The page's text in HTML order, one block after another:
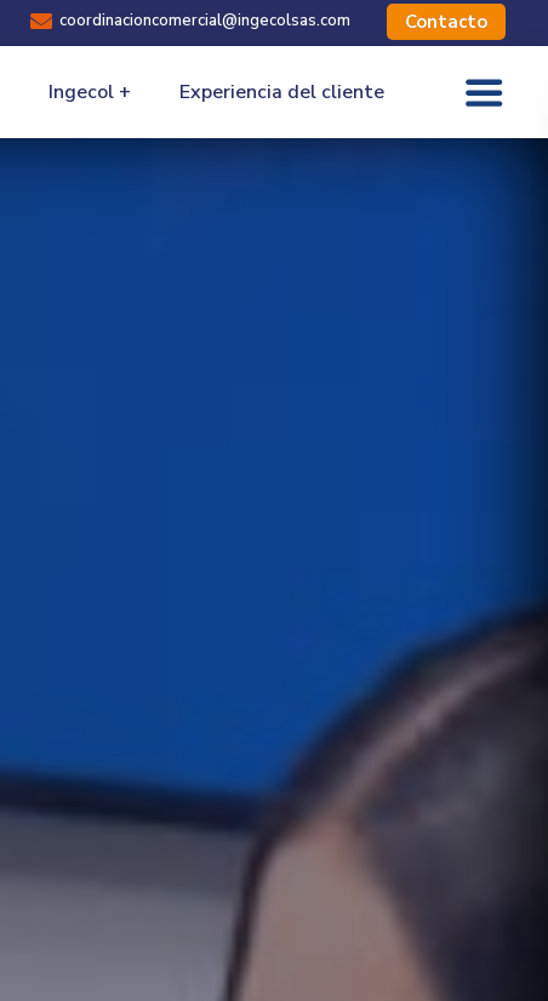
 coordinacioncomercial@ingecolsas.com Contacto
Ingecol + Experiencia del cliente